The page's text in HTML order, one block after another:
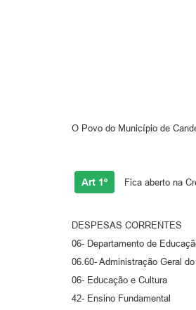
O Povo do Município de
Art 1º Fica aberto na
DESPESAS CORRENTES
06- Departamento de
06.60- Administração Geral
06- Educação e Cultura
42- Ensino Fundamental